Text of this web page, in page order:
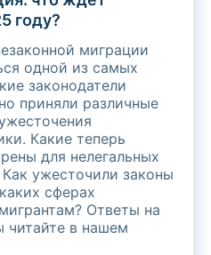
году?
миграции
одной из самых
законодатели
приняли различные
Какие теперь
для нелегальных
ужесточили законы
сферах
Ответы на
читайте в нашем